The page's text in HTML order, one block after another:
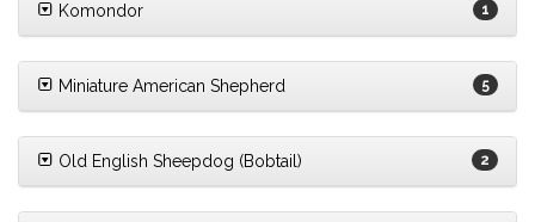
Komondor 1
Miniature American Shepherd 5
Old English Sheepdog (Bobtail) 2